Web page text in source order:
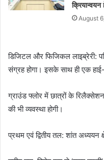
August
डिजिटल और फिजिकल लाइब्रेरी:
संग्रह होगा। इसके साथ ही एक
ग्राउंड फ्लोर में छात्रों के
की भी व्यवस्था होगी।
प्रथम एवं द्वितीय तल: शांत अध्ययन